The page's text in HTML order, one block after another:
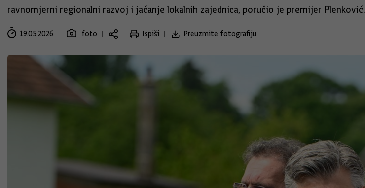
ravnomjerni regionalni razvoj i jačanje lokalnih zajednica, poručio je premijer Plenković.
19.05.2026. foto Ispiši Preuzmite fotografiju